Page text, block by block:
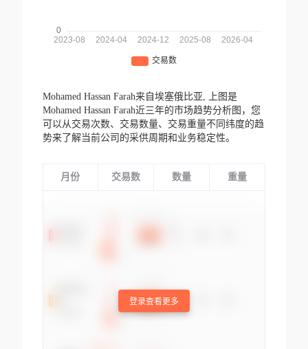
Mohamed Hassan Farah来自埃塞俄比亚,
上图是
Mohamed Hassan Farah近三年的市场趋势分析图，您
可以从交易次数、交易数量、交易重量不同纬度的趋
势来了解当前公司的采供周期和业务稳定性。
月份 交易数 数量 重量
登录查看更多